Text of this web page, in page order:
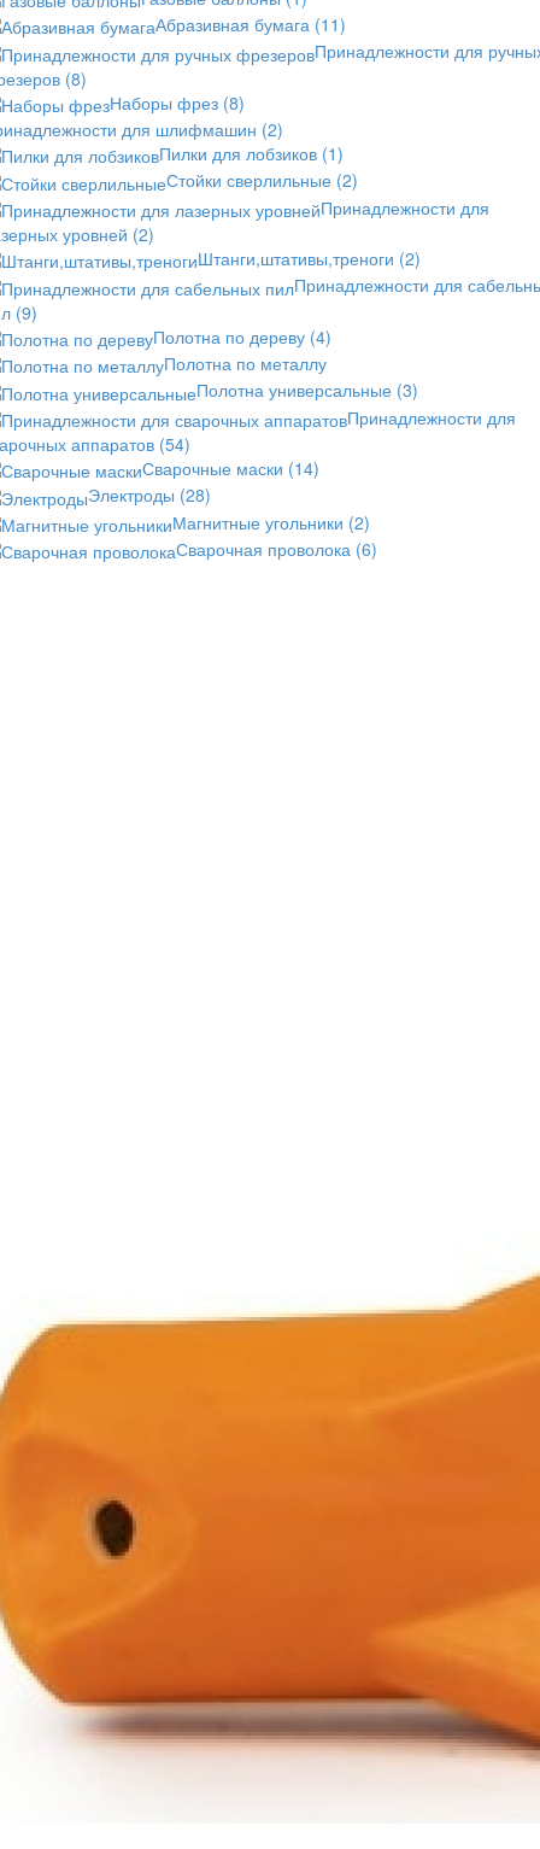
Абразивная бумага (11)
Принадлежности для
(8)
Наборы фрез (8)
для шлифмашин (2)
Пилки для лобзиков (1)
Стойки сверлильные (2)
Принадлежности для
уровней (2)
Штанги,штативы,треноги (2)
Принадлежности для
(9)
Полотна по дереву (4)
Полотна по металлу
Полотна универсальные (3)
Принадлежности для
аппаратов (54)
Сварочные маски (14)
Электроды (28)
Магнитные угольники (2)
Сварочная проволока (6)